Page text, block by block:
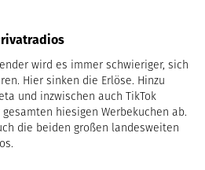
wird es immer schwieriger, sich
Hier sinken die Erlöse. Hinzu
und inzwischen auch TikTok
hiesigen Werbekuchen ab.
die beiden großen landesweiten